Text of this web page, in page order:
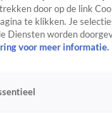
door op de link
te klikken. Je
Diensten worden
voor meer informatie.